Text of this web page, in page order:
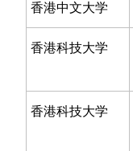
香港中文大学
香港科技大学
香港科技大学